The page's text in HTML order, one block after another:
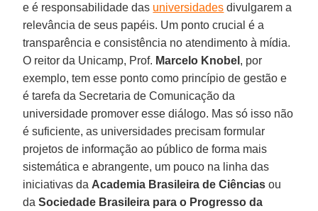
e é responsabilidade das universidades divulgarem a
relevância de seus papéis. Um ponto crucial é a
transparência e consistência no atendimento à mídia.
O reitor da Unicamp, Prof. Marcelo Knobel , por
exemplo, tem esse ponto como princípio de gestão e
é tarefa da Secretaria de Comunicação da
universidade promover esse diálogo. Mas só isso não
é suficiente, as universidades precisam formular
projetos de informação ao público de forma mais
sistemática e abrangente, um pouco na linha das
iniciativas da Academia Brasileira de Ciências ou
daSociedade Brasileira para o Progresso da